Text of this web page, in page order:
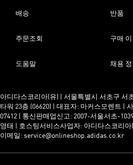
배송 반품
주문조회 구매
도움말 채용 정
아디다스코리아(유) | 서울특별시 서초구 서
타워 23층 (06620) | 대표자: 마커스모렌트 |
07412 | 통신판매업신고: 2007-서울서초-
영태 | 호스팅서비스사업자: 아디다스코리아(
이메일: service@onlineshop.adidas.co.kr